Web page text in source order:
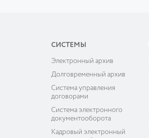
СИСТЕМЫ
Электронный архив
Долговременный архив
Система управления
договорами
Система электронного
документооборота
Кадровый электронный